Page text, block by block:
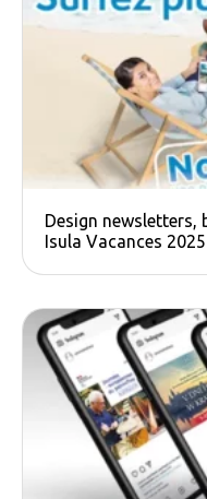
Design newsletters,
Isula Vacances 2025